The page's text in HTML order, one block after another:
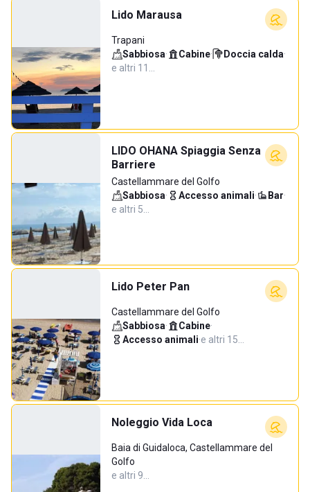
Lido Marausa
Trapani
Sabbiosa· Cabine· Doccia calda·
e altri 11…
LIDO OHANA Spiaggia Senza
Barriere
Castellammare del Golfo
Sabbiosa· Accesso animali· Bar·
e altri 5…
Lido Peter Pan
Castellammare del Golfo
Sabbiosa· Cabine·
Accesso animali·e altri 15…
Noleggio Vida Loca
Baia di Guidaloca, Castellammare del
Golfo
e altri 9…